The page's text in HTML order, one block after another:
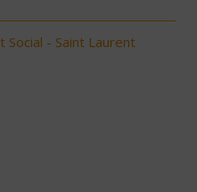
Social - Saint Laurent